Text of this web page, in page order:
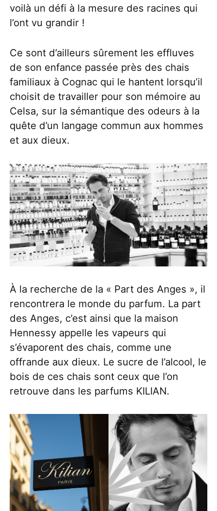
voilà un défi à la mesure des racines qui
l’ont vu grandir !
Ce sont d’ailleurs sûrement les effluves
de son enfance passée près des chais
familiaux à Cognac qui le hantent lorsqu’il
choisit de travailler pour son mémoire au
Celsa, sur la sémantique des odeurs à la
quête d’un langage commun aux hommes
et aux dieux.
À la recherche de la « Part des Anges », il
rencontrera le monde du parfum. La part
des Anges, c’est ainsi que la maison
Hennessy appelle les vapeurs qui
s’évaporent des chais, comme une
offrande aux dieux. Le sucre de l’alcool, le
bois de ces chais sont ceux que l’on
retrouve dans les parfums KILIAN.